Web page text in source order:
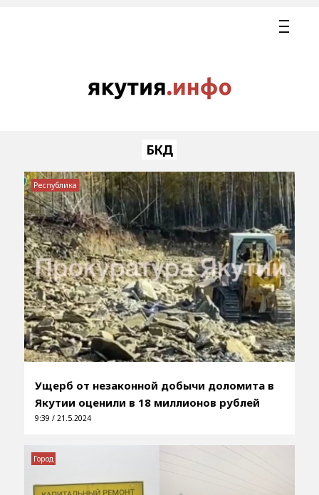
БКД
Ущерб от незаконной добычи доломита в
Якутии оценили в 18 миллионов рублей
9:39 / 21.5.2024
Республика
Город